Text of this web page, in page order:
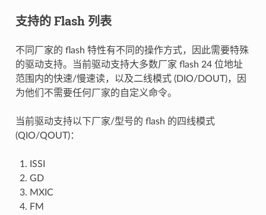
支持的 Flash 列表
不同厂家的 flash 特性有不同的操作方式，因此需要特殊
的驱动支持。当前驱动支持大多数厂家 flash 24 位地址
范围内的快速/慢速读，以及二线模式 (DIO/DOUT)，因
为他们不需要任何厂家的自定义命令。
当前驱动支持以下厂家/型号的 flash 的四线模式
(QIO/QOUT)：
ISSI
GD
MXIC
FM